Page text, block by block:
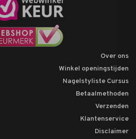
Over ons
Winkel openingstijden
Nagelstyliste Cursus
Betaalmethoden
Verzenden
Klantenservice
Disclaimer